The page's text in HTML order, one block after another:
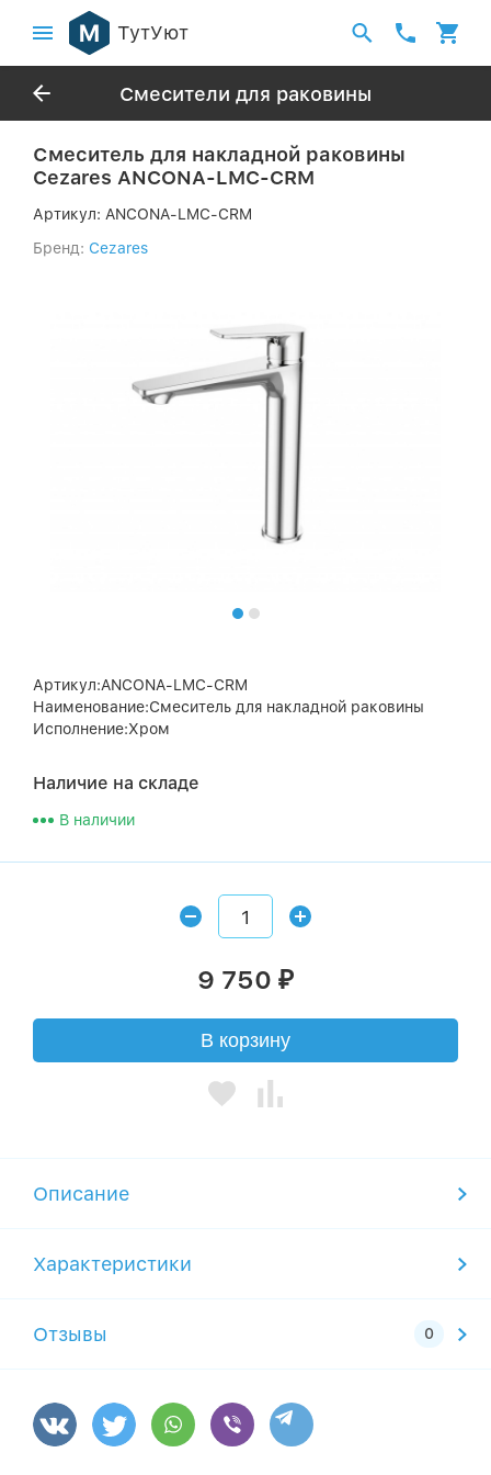
ТутУют
Смесители для раковины
Смеситель для накладной раковины
Cezares ANCONA-LMC-CRM
Артикул: ANCONA-LMC-CRM
Бренд: Cezares
Артикул:ANCONA-LMC-CRM
Наименование:Смеситель для накладной раковины
Исполнение:Хром
Наличие на складе
В наличии
9 750 ₽
В корзину
Описание
Характеристики
Отзывы